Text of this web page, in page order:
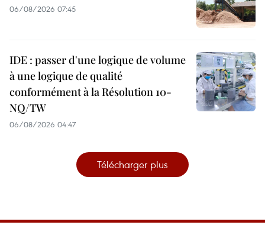
06/08/2026 07:45
IDE : passer d'une logique de volume
à une logique de qualité
conformément à la Résolution 10-
NQ/TW
06/08/2026 04:47
Télécharger plus